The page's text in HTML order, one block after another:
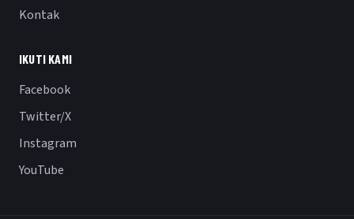
Kontak
IKUTI KAMI
Facebook
Twitter/X
Instagram
YouTube